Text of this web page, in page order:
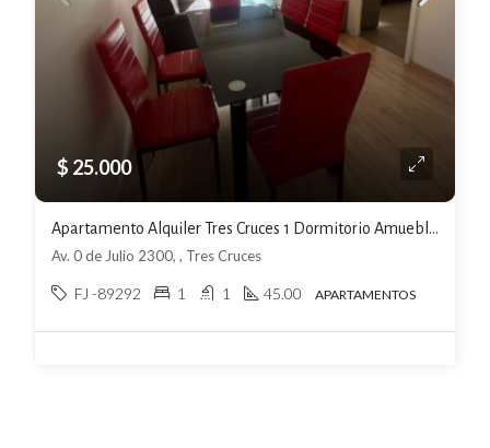
$ 25.000
Apartamento Alquiler Tres Cruces 1 Dormitorio Amueblado Terraza 18 de Julio
Av. 0 de Julio 2300, , Tres Cruces
FJ -89292 1 1 45.00 APARTAMENTOS